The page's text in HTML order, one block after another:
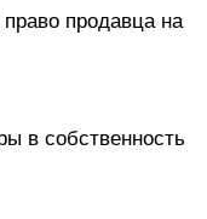
продавца на
в собственность